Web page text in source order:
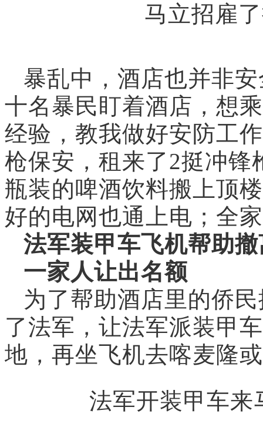
马立招雇
暴乱中，酒店也并非
十名暴民盯着酒店，想
经验，教我做好安防工
枪保安，租来了2挺冲锋
瓶装的啤酒饮料搬上顶
好的电网也通上电；全
法军装甲车飞机帮助
一家人让出名额
为了帮助酒店里的侨
了法军，让法军派装甲
地，再坐飞机去喀麦隆
法军开装甲车来